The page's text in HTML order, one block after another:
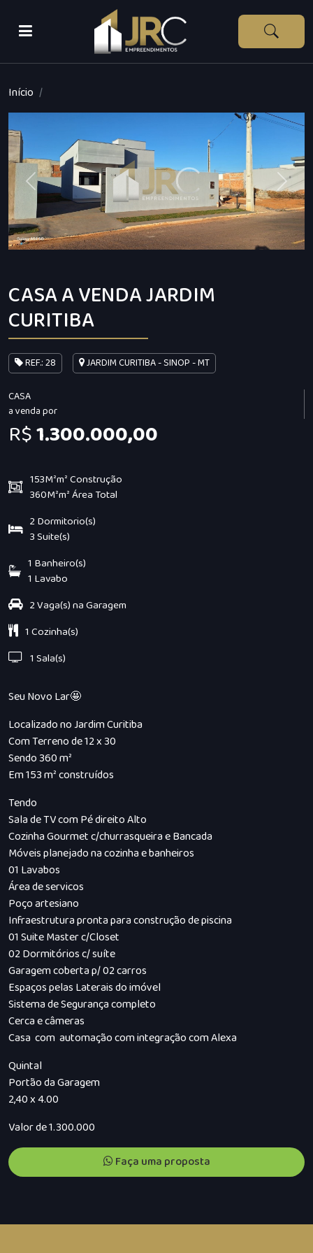
Início
Previous Next
CASA A VENDA JARDIM
CURITIBA
REF.: 28
JARDIM CURITIBA - SINOP - MT
CASA
a venda por
R$1.300.000,00
153M²m² Construção
360M²m² Área Total
2 Dormitorio(s)
3 Suite(s)
1 Banheiro(s)
1 Lavabo
2 Vaga(s) na Garagem
1 Cozinha(s)
1 Sala(s)
Seu Novo Lar🤩
Localizado no Jardim Curitiba
Com Terreno de 12 x 30
Sendo 360 m²
Em 153 m² construídos
Tendo
Sala de TV com Pé direito Alto
Cozinha Gourmet c/churrasqueira e Bancada
Móveis planejado na cozinha e banheiros
01 Lavabos
Área de servicos
Poço artesiano
Infraestrutura pronta para construção de piscina
01 Suite Master c/Closet
02 Dormitórios c/ suíte
Garagem coberta p/ 02 carros
Espaços pelas Laterais do imóvel
Sistema de Segurança completo
Cerca e câmeras
Casa com automação com integração com Alexa
Quintal
Portão da Garagem
2,40 x 4.00
Valor de 1.300.000
Faça uma proposta